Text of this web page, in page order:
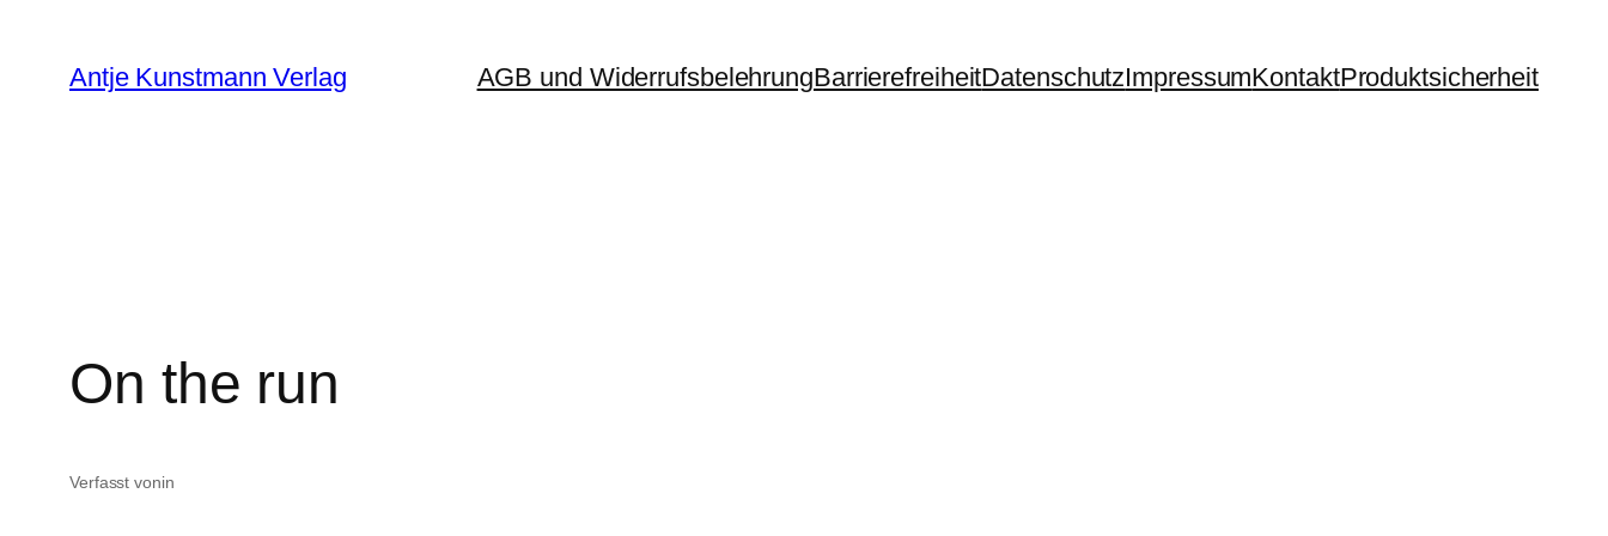
springen
Antje Kunstmann Verlag AGB und WiderrufsbelehrungBarrierefreiheitDatenschutzImpressumKontaktProduktsicherheit
On the run
Verfasst vonin